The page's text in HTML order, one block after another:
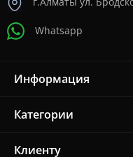
Whatsapp
Информация
Категории
Клиенту